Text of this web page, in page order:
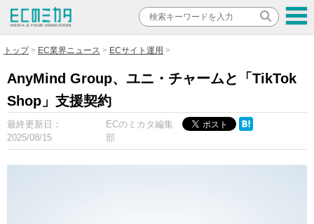
トップ EC業界ニュース ECサイト運用
AnyMind Group、ユニ・チャームと「TikTok
Shop」支援契約
最終更新日：
2025/08/15
ECのミカタ編集
部